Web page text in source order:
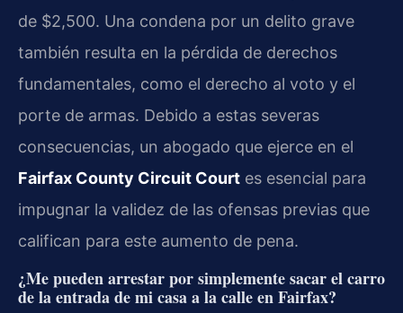
de $2,500. Una condena por un delito grave
también resulta en la pérdida de derechos
fundamentales, como el derecho al voto y el
porte de armas. Debido a estas severas
consecuencias, un abogado que ejerce en el
Fairfax County Circuit Court es esencial para
impugnar la validez de las ofensas previas que
califican para este aumento de pena.
¿Me pueden arrestar por simplemente sacar el carro
de la entrada de mi casa a la calle en Fairfax?